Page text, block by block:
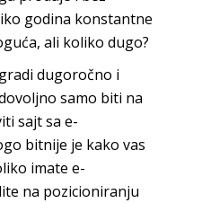
godina konstantne
ali koliko dugo?
dugoročno i
samo biti na
sajt sae-
bitnije je kako vas
imatee-
na pozicioniranju